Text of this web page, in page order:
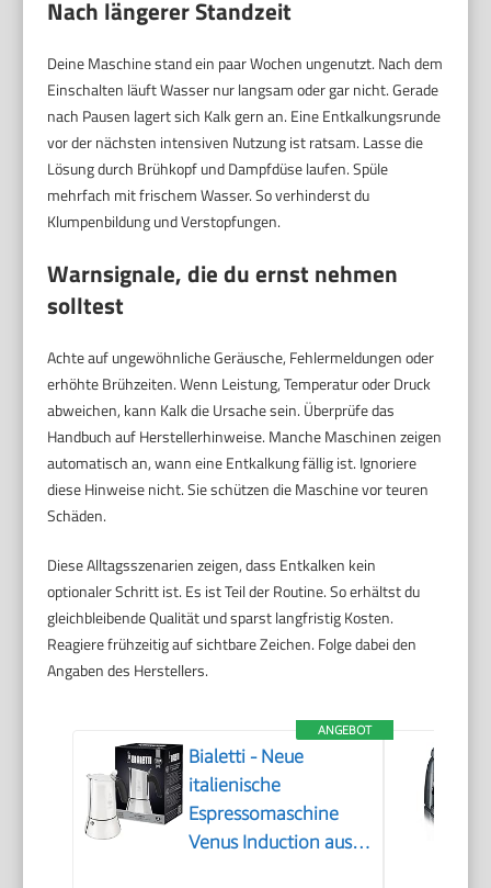
Nach längerer Standzeit
Deine Maschine stand ein paar Wochen ungenutzt. Nach dem
Einschalten läuft Wasser nur langsam oder gar nicht. Gerade
nach Pausen lagert sich Kalk gern an. Eine Entkalkungsrunde
vor der nächsten intensiven Nutzung ist ratsam. Lasse die
Lösung durch Brühkopf und Dampfdüse laufen. Spüle
mehrfach mit frischem Wasser. So verhinderst du
Klumpenbildung und Verstopfungen.
Warnsignale, die du ernst nehmen
solltest
Achte auf ungewöhnliche Geräusche, Fehlermeldungen oder
erhöhte Brühzeiten. Wenn Leistung, Temperatur oder Druck
abweichen, kann Kalk die Ursache sein. Überprüfe das
Handbuch auf Herstellerhinweise. Manche Maschinen zeigen
automatisch an, wann eine Entkalkung fällig ist. Ignoriere
diese Hinweise nicht. Sie schützen die Maschine vor teuren
Schäden.
Diese Alltagsszenarien zeigen, dass Entkalken kein
optionaler Schritt ist. Es ist Teil der Routine. So erhältst du
gleichbleibende Qualität und sparst langfristig Kosten.
Reagiere frühzeitig auf sichtbare Zeichen. Folge dabei den
Angaben des Herstellers.
ANGEBOT
Bialetti - Neue
italienische
Espressomaschine
Venus Induction aus